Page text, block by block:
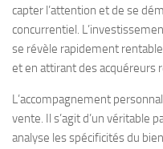
capter l’attention et de se
concurrentiel.
se révèle rapidement
et en attirant des acquéreurs
L’accompagnement
vente. Il s’agit d’un véritable
analyse les spécificités du